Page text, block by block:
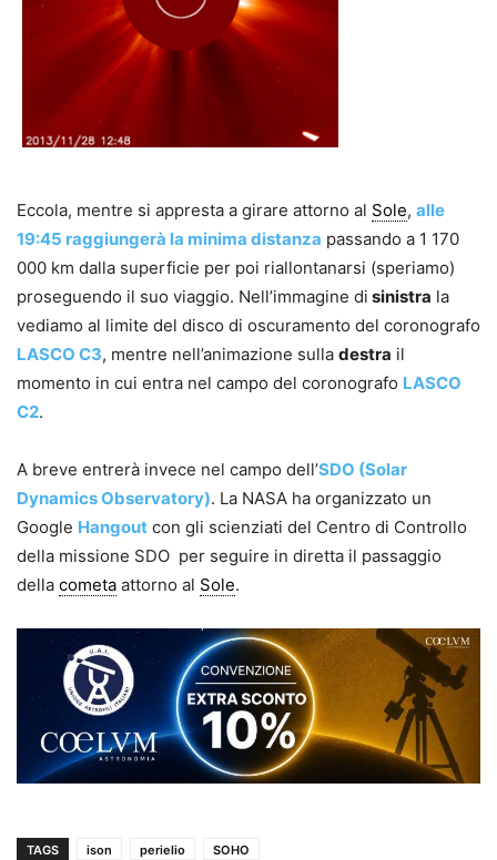
Eccola, mentre si appresta a girare attorno al Sole, alle
19:45 raggiungerà la minima distanza passando a 1 170
000 km dalla superficie per poi riallontanarsi (speriamo)
proseguendo il suo viaggio. Nell’immagine di sinistra la
vediamo al limite del disco di oscuramento del coronografo
LASCO C3, mentre nell’animazione sulla destra il
momento in cui entra nel campo del coronografo LASCO
C2.
A breve entrerà invece nel campo dell’SDO (Solar
Dynamics Observatory). La NASA ha organizzato un
Google Hangout con gli scienziati del Centro di Controllo
della missione SDO per seguire in diretta il passaggio
della cometa attorno al Sole.
TAGS ison perielio SOHO